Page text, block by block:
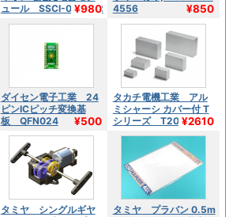
ュール SSCI-028202
¥980
4556
¥850
ダイセン電子工業 24
ピンICピッチ変換基
板 QFN024
¥500
タカチ電機工業 アル
ミシャーシ カバー付 T
シリーズ T20-6-13
¥2610
タミヤ シングルギヤ
タミヤ プラバン 0.5m